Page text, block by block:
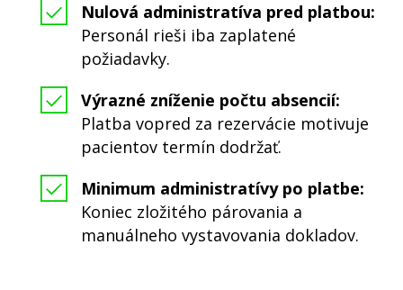
Nulová administratíva pred platbou:
Personál rieši iba zaplatené
požiadavky.
Výrazné zníženie počtu absencií:
Platba vopred za rezervácie motivuje
pacientov termín dodržať.
Minimum administratívy po platbe:
Koniec zložitého párovania a
manuálneho vystavovania dokladov.